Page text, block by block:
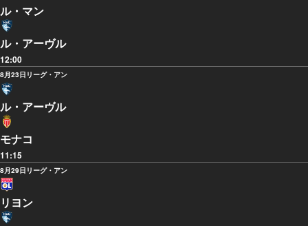
ル・マン
ル・アーヴル
12:00
8月23日 リーグ・アン
ル・アーヴル
モナコ
11:15
8月29日 リーグ・アン
リヨン